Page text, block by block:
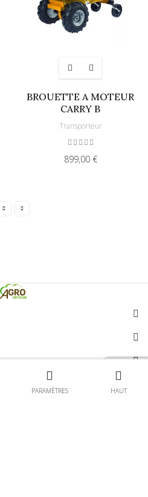
PARAMÈTRES HAUT
BROUETTE A MOTEUR
CARRY B
Transporteur
899,00 €
Contact